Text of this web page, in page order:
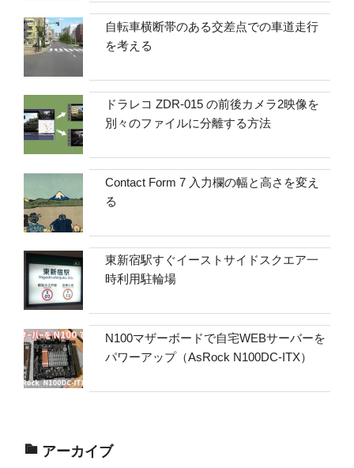
自転車横断帯のある交差点での車道走行
を考える
ドラレコ ZDR-015 の前後カメラ2映像を
別々のファイルに分離する方法
Contact Form 7 入力欄の幅と高さを変え
る
東新宿駅すぐイーストサイドスクエア一
時利用駐輪場
N100マザーボードで自宅WEBサーバーを
パワーアップ（AsRock N100DC-ITX）
アーカイブ